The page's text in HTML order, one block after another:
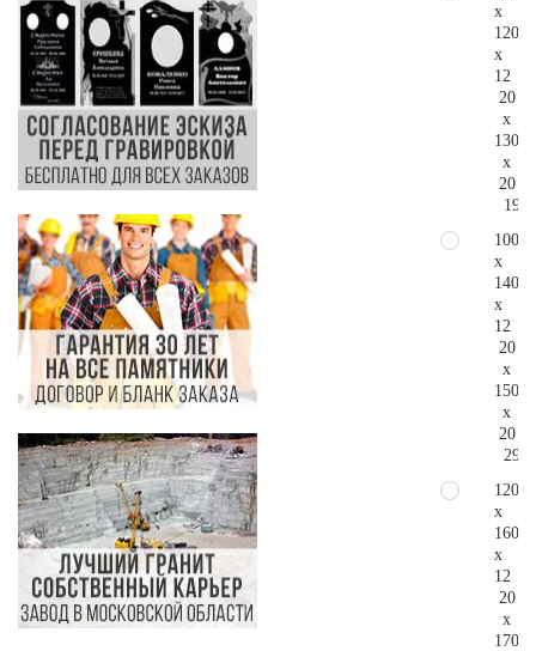
x
120
x
12
20
x
130
x
20
100
x
140
x
12
20
x
150
x
20
120
x
160
x
12
20
x
170